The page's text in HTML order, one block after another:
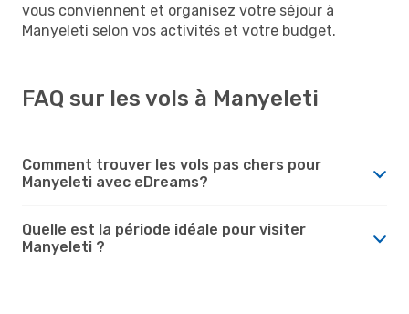
vous conviennent et organisez votre séjour à
Manyeleti selon vos activités et votre budget.
FAQ sur les vols à Manyeleti
Comment trouver les vols pas chers pour
Manyeleti avec eDreams?
Quelle est la période idéale pour visiter
Manyeleti ?